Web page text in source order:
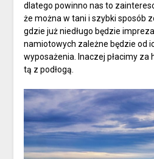
dlatego powinno nas to
że można w tani i szybki sposób
gdzie już niedługo będzie
namiotowych zależne będzie od
wyposażenia. Inaczej płacimy za
tą z podłogą.